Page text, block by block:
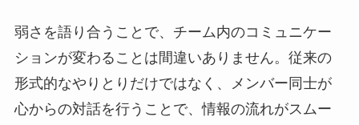
弱さを語り合うことで、チーム内のコミュニケー
ションが変わることは間違いありません。従来の
形式的なやりとりだけではなく、メンバー同士が
心からの対話を行うことで、情報の流れがスムー